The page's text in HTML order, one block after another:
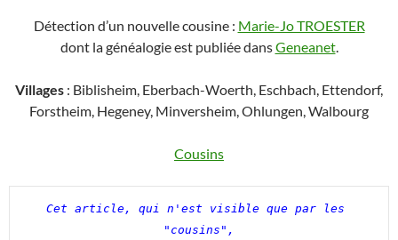
Détection d’un nouvelle cousine : Marie-Jo TROESTER
dont la généalogie est publiée dansGeneanet.
Villages : Biblisheim, Eberbach-Woerth, Eschbach, Ettendorf,
Forstheim, Hegeney, Minversheim, Ohlungen, Walbourg
Cousins
Cet article, qui n'est visible que par les
"cousins",